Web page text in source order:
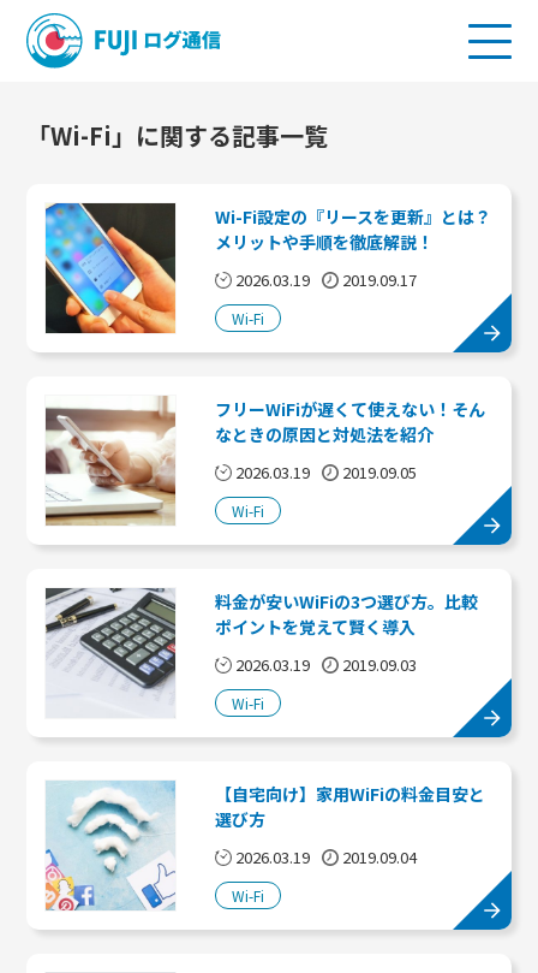
「Wi-Fi」に関する記事一覧
Wi-Fi設定の『リースを更新』とは？
メリットや手順を徹底解説！
2026.03.19 2019.09.17
Wi-Fi
フリーWiFiが遅くて使えない！そん
なときの原因と対処法を紹介
2026.03.19 2019.09.05
Wi-Fi
料金が安いWiFiの3つ選び方。比較
ポイントを覚えて賢く導入
2026.03.19 2019.09.03
Wi-Fi
【自宅向け】家用WiFiの料金目安と
選び方
2026.03.19 2019.09.04
Wi-Fi